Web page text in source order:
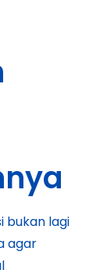
bukan lagi
agar